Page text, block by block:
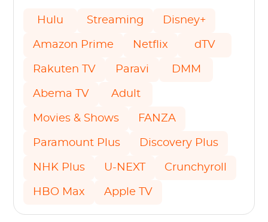
Hulu Streaming Disney+
Amazon Prime Netflix dTV
Rakuten TV Paravi DMM
Abema TV Adult
Movies & Shows FANZA
Paramount Plus Discovery Plus
NHK Plus U-NEXT Crunchyroll
HBO Max Apple TV